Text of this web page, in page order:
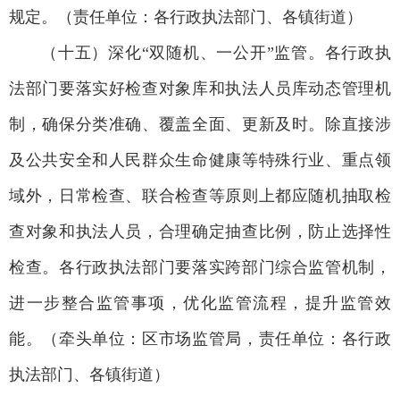
规定。（责任单位：各行政执法部门、各镇街道）
（十五）深化“双随机、一公开”监管。各行政执
法部门要落实好检查对象库和执法人员库动态管理机
制，确保分类准确、覆盖全面、更新及时。除直接涉
及公共安全和人民群众生命健康等特殊行业、重点领
域外，日常检查、联合检查等原则上都应随机抽取检
查对象和执法人员，合理确定抽查比例，防止选择性
检查。各行政执法部门要落实跨部门综合监管机制，
进一步整合监管事项，优化监管流程，提升监管效
能。（牵头单位：区市场监管局，责任单位：各行政
执法部门、各镇街道）